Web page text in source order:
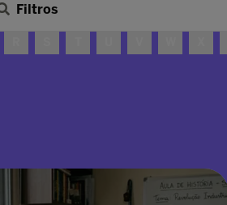
Filtros